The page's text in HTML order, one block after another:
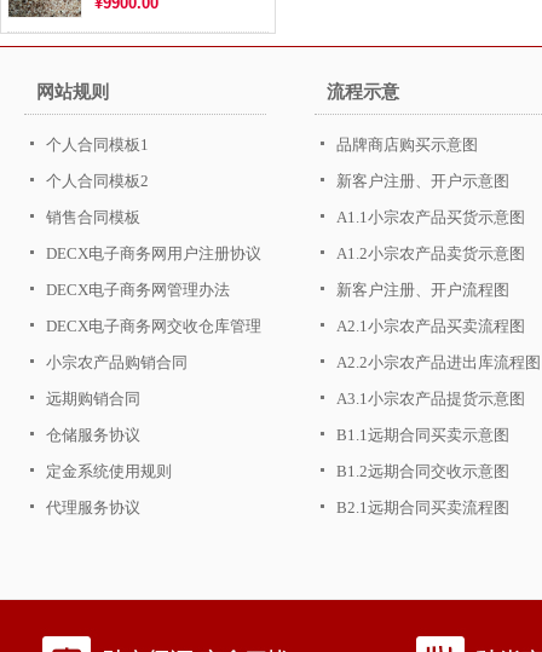
网站规则
个人合同模板1
个人合同模板2
销售合同模板
DECX电子商务网用户注册协议
DECX电子商务网管理办法
DECX电子商务网交收仓库管理
办法
小宗农产品购销合同
远期购销合同
仓储服务协议
定金系统使用规则
代理服务协议
流程示意
品牌商店购买示意图
新客户注册、开户示意图
A1.1小宗农产品买货示意图
A1.2小宗农产品卖货示意图
新客户注册、开户流程图
A2.1小宗农产品买卖流程图
A2.2小宗农产品进出库流程图
A3.1小宗农产品提货示意图
B1.1远期合同买卖示意图
B1.2远期合同交收示意图
B2.1远期合同买卖流程图